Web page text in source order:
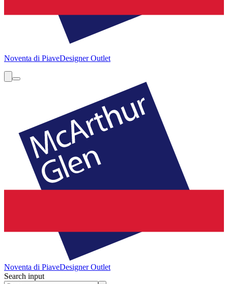
Noventa di PiaveDesigner Outlet
Noventa di PiaveDesigner Outlet
Search input